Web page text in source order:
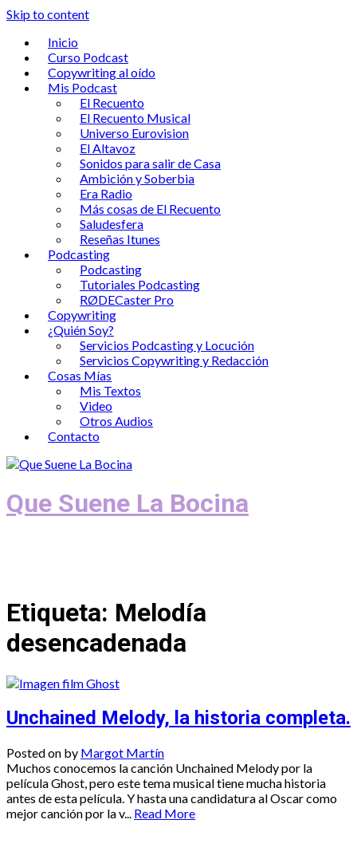
Skip to content
Inicio
Curso Podcast
Copywriting al oído
Mis Podcast
El Recuento
El Recuento Musical
Universo Eurovision
El Altavoz
Sonidos para salir de Casa
Ambición y Soberbia
Era Radio
Más cosas de El Recuento
Saludesfera
Reseñas Itunes
Podcasting
Podcasting
Tutoriales Podcasting
RØDECaster Pro
Copywriting
¿Quién Soy?
Servicios Podcasting y Locución
Servicios Copywriting y Redacción
Cosas Mías
Mis Textos
Video
Otros Audios
Contacto
Que Suene La Bocina
Etiqueta: Melodía
desencadenada
Unchained Melody, la historia completa.
Posted on by Margot Martín
Muchos conocemos la canción Unchained Melody por la
película Ghost, pero este tema musical tiene mucha historia
antes de esta película. Y hasta una candidatura al Oscar como
mejor canción por la v...
Read More